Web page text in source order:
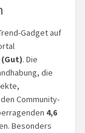
Gadget auf
(Gut). Die
die
Community-
4,6
Besonders